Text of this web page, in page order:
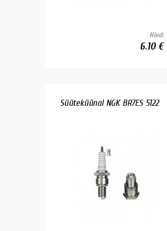
Hind:
6.10 €
Süüteküünal NGK BR7ES 5122